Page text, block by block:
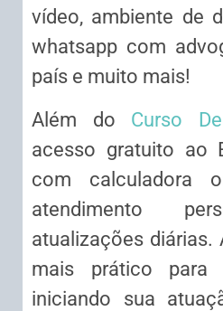
vídeo, ambiente de
whatsapp com
país e muito mais!
Além do Curso
acesso gratuito ao
com calculadora
atendimento
atualizações diárias.
mais prático
iniciando sua